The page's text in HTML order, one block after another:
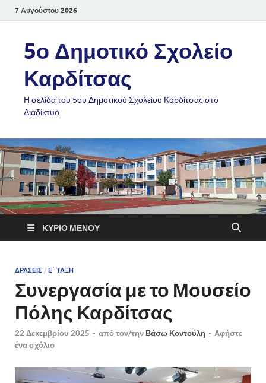
7 Αυγούστου 2026
5ο Δημοτικό Σχολείο
Καρδίτσας
Η σελίδα του 5ου Δημοτικού Σχολείου Καρδίτσας στο
Διαδίκτυο
ΚΎΡΙΟ ΜΕΝΟΎ
ΔΡΆΣΕΙΣ / Ε΄ ΤΆΞΗ
Συνεργασία με το Μουσείο
Πόλης Καρδίτσας
22 Δεκεμβρίου 2025 - από τον/τηνΒάσω Κοντούλη - Αφήστε
ένα σχόλιο